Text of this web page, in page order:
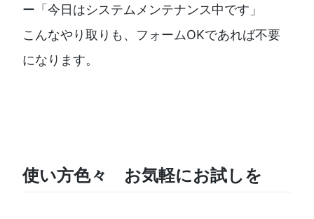
ー「今日はシステムメンテナンス中です」
こんなやり取りも、フォームOKであれば不要
になります。
使い方色々 お気軽にお試しを